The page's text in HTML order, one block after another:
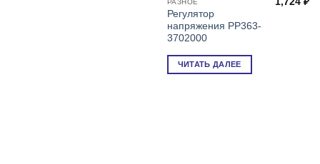
Регулятор
напряжения РР363-
3702000
ЧИТАТЬ ДАЛЕЕ